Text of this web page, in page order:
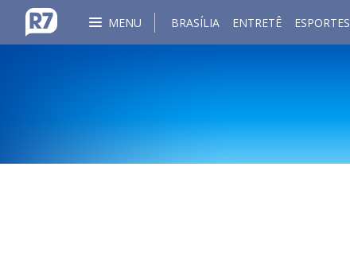
MENU BRASÍLIA ENTRETÊ ESPORTES